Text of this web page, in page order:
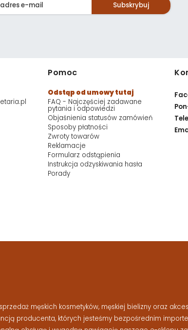
Subskrybuj
Pomoc
Odstąp od umowy tutaj
FAQ - Najczęściej zadawane
pytania i odpowiedzi
Objaśnienia statusów zamówień
Sposoby płatności
Zwroty towarów
Reklamacje
Formularz odstąpienia
Instrukcja odzyskiwania hasła
Porady
męskich kosmetyków, męskiej bielizny oraz
producenta, których jesteśmy bezpośrednim